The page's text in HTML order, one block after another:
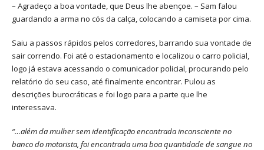
– Agradeço a boa vontade, que Deus lhe abençoe. – Sam falou
guardando a arma no cós da calça, colocando a camiseta por cima.
Saiu a passos rápidos pelos corredores, barrando sua vontade de
sair correndo. Foi até o estacionamento e localizou o carro policial,
logo já estava acessando o comunicador policial, procurando pelo
relatório do seu caso, até finalmente encontrar. Pulou as
descrições burocráticas e foi logo para a parte que lhe
interessava.
“…além da mulher sem identificação encontrada inconsciente no
banco do motorista, foi encontrada uma boa quantidade de sangue no